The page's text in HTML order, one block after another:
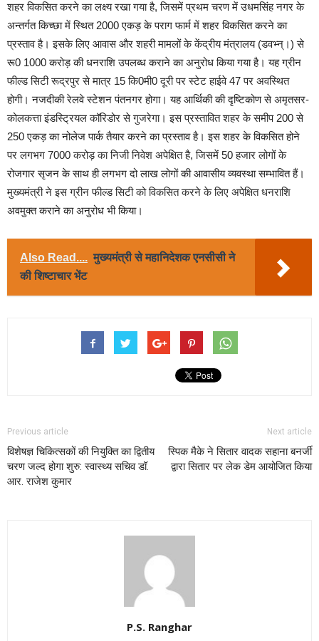
शहर विकसित करने का लक्ष्य रखा गया है, जिसमें प्रथम चरण में उधमसिंह नगर के
अन्तर्गत किच्छा में स्थित 2000 एकड़ के पराग फार्म में शहर विकसित करने का
प्रस्ताव है। इसके लिए आवास और शहरी मामलों के केंद्रीय मंत्रालय (डवभ्न्।) से
रू0 1000 करोड़ की धनराशि उपलब्ध कराने का अनुरोध किया गया है। यह ग्रीन
फील्ड सिटी रूद्रपुर से मात्र 15 कि0मी0 दूरी पर स्टेट हाईवे 47 पर अवस्थित
होगी। नजदीकी रेलवे स्टेशन पंतनगर होगा। यह आर्थिकी की दृष्टिकोण से अमृतसर-
कोलकत्ता इंडस्ट्रियल कॉरिडोर से गुजरेगा। इस प्रस्तावित शहर के समीप 200 से
250 एकड़ का नोलेज पार्क तैयार करने का प्रस्ताव है। इस शहर के विकसित होने
पर लगभग 7000 करोड़ का निजी निवेश अपेक्षित है, जिसमें 50 हजार लोगों के
रोजगार सृजन के साथ ही लगभग दो लाख लोगों की आवासीय व्यवस्था सम्भावित हैं।
मुख्यमंत्री ने इस ग्रीन फील्ड सिटी को विकसित करने के लिए अपेक्षित धनराशि
अवमुक्त कराने का अनुरोध भी किया।
Also Read.... मुख्यमंत्री से महानिदेशक एनसीसी ने
की शिष्टाचार भेंट
Previous article
विशेषज्ञ चिकित्सकों की नियुक्ति का द्वितीय
चरण जल्द होगा शुरु: स्वास्थ्य सचिव डॉ.
आर. राजेश कुमार
Next article
स्पिक मैके ने सितार वादक सहाना बनर्जी
द्वारा सितार पर लेक डेम आयोजित किया
P.S. Ranghar